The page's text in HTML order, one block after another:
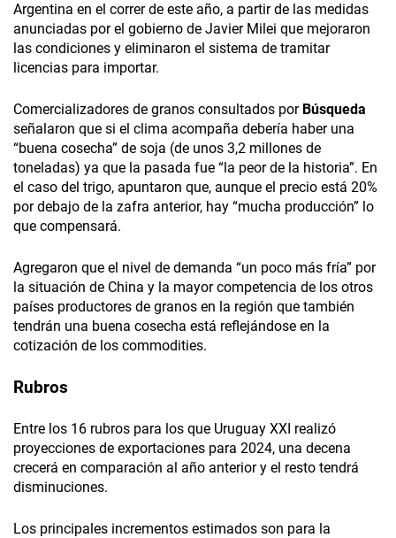
Argentina en el correr de este año, a partir de las medidas
anunciadas por el gobierno de Javier Milei que mejoraron
las condiciones y eliminaron el sistema de tramitar
licencias para importar.
Comercializadores de granos consultados por Búsqueda
señalaron que si el clima acompaña debería haber una
“buena cosecha” de soja (de unos 3,2 millones de
toneladas) ya que la pasada fue “la peor de la historia”. En
el caso del trigo, apuntaron que, aunque el precio está 20%
por debajo de la zafra anterior, hay “mucha producción” lo
que compensará.
Agregaron que el nivel de demanda “un poco más fría” por
la situación de China y la mayor competencia de los otros
países productores de granos en la región que también
tendrán una buena cosecha está reflejándose en la
cotización de los commodities.
Rubros
Entre los 16 rubros para los que Uruguay XXI realizó
proyecciones de exportaciones para 2024, una decena
crecerá en comparación al año anterior y el resto tendrá
disminuciones.
Los principales incrementos estimados son para la